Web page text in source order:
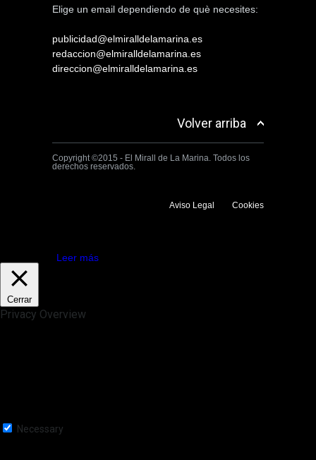
Elige un email dependiendo de què necesites:
publicidad@elmiralldelamarina.es
redaccion@elmiralldelamarina.es
direccion@elmiralldelamarina.es
Volver arriba
Copyright ©2015 - El Mirall de La Marina. Todos los
derechos reservados.
Aviso Legal Cookies
Leer más
Cerrar
Privacy Overview
Necessary